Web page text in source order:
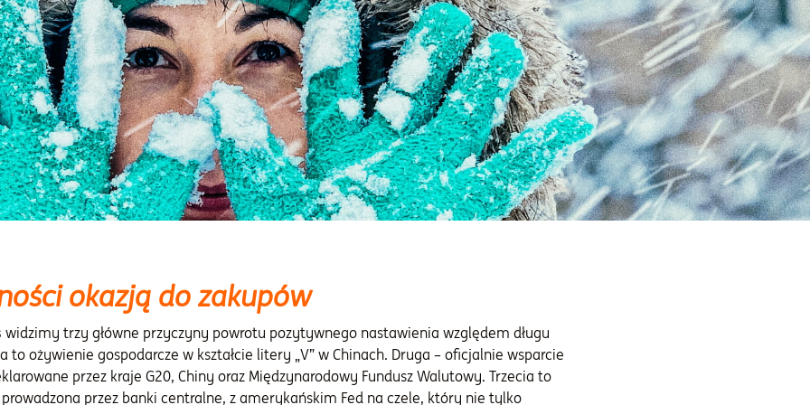
okazją do zakupów
widzimy trzy główne przyczyny powrotu pozytywnego nastawienia względem długu
to ożywienie gospodarcze w kształcie litery „V” w Chinach. Druga – oficjalnie wsparcie
przez kraje G20, Chiny oraz Międzynarodowy Fundusz Walutowy. Trzecia to
przez banki centralne, z amerykańskim Fed na czele, który nie tylko